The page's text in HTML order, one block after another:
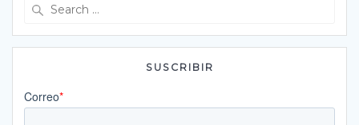
SUSCRIBIR